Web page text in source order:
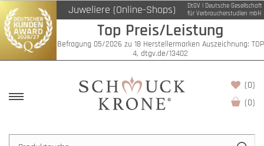
Juweliere (Online-Shops)
DtGV | Deutsche Gesellschaft
für Verbraucherstudien mbH
Top Preis/Leistung
Befragung 05/2026 zu 18 Herstellermarken Auszeichnung: TOP
4, dtgv.de/13402
(0)
(0)